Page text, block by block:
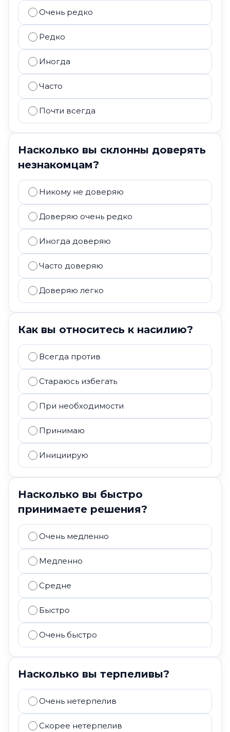
Очень редко
Редко
Иногда
Часто
Почти всегда
Насколько вы склонны доверять
незнакомцам?
Никому не доверяю
Доверяю очень редко
Иногда доверяю
Часто доверяю
Доверяю легко
Как вы относитесь к насилию?
Всегда против
Стараюсь избегать
При необходимости
Принимаю
Инициирую
Насколько вы быстро
принимаете решения?
Очень медленно
Медленно
Средне
Быстро
Очень быстро
Насколько вы терпеливы?
Очень нетерпелив
Скорее нетерпелив